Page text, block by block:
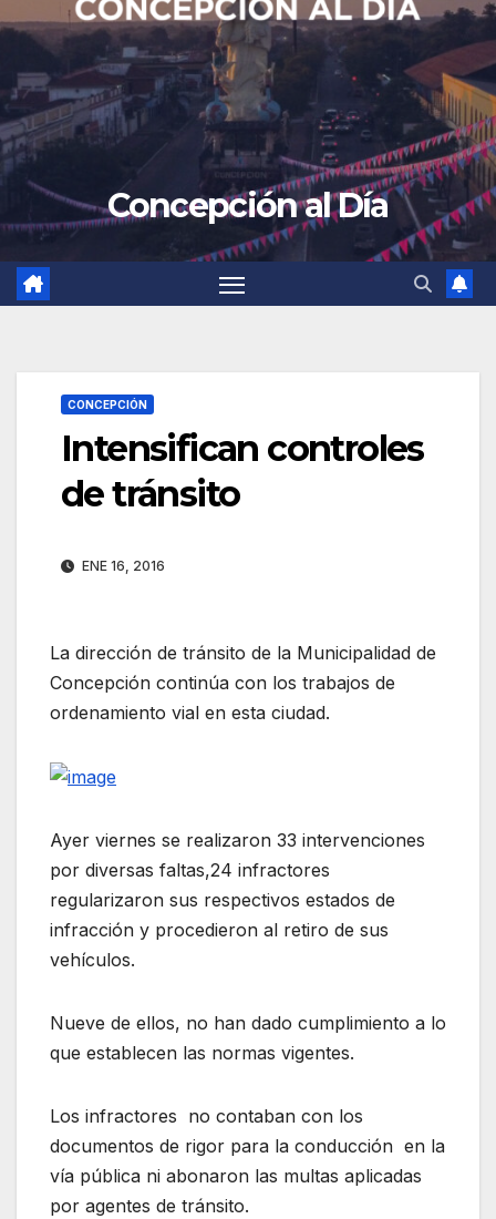
Concepción al Día
CONCEPCIÓN
Intensifican controles
de tránsito
ENE 16, 2016
La dirección de tránsito de la Municipalidad de
Concepción continúa con los trabajos de
ordenamiento vial en esta ciudad.
Ayer viernes se realizaron 33 intervenciones
por diversas faltas,24 infractores
regularizaron sus respectivos estados de
infracción y procedieron al retiro de sus
vehículos.
Nueve de ellos, no han dado cumplimiento a lo
que establecen las normas vigentes.
Los infractores no contaban con los
documentos de rigor para la conducción en la
vía pública ni abonaron las multas aplicadas
por agentes de tránsito.